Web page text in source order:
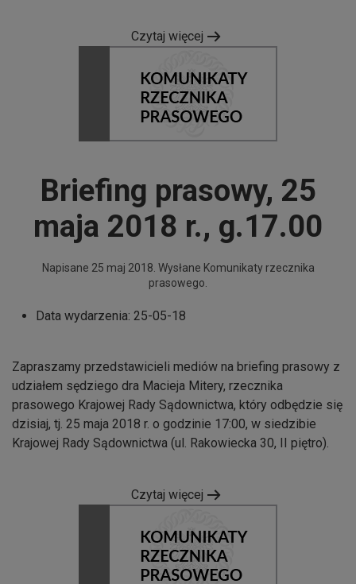
Czytaj więcej
Briefing prasowy, 25
maja 2018 r., g.17.00
Napisane 25 maj 2018 . Wysłane Komunikaty rzecznika
prasowego
Data wydarzenia: 25-05-18
Zapraszamy przedstawicieli mediów na briefing prasowy z
udziałem sędziego dra Macieja Mitery, rzecznika
prasowego Krajowej Rady Sądownictwa, który odbędzie się
dzisiaj, tj. 25 maja 2018 r. o godzinie 17:00, w siedzibie
Krajowej Rady Sądownictwa (ul. Rakowiecka 30, II piętro).
Czytaj więcej